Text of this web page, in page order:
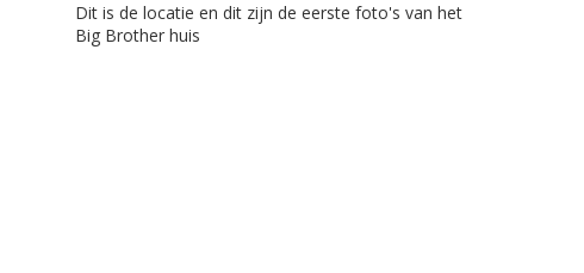
Dit is de locatie en dit zijn de eerste foto's van het
Big Brother huis